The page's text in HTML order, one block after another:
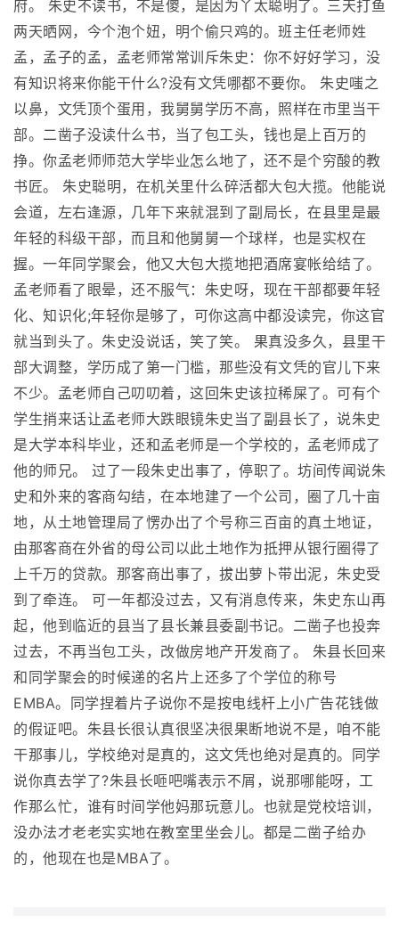
府。 朱史不读书，不是傻，是因为丫太聪明了。三天打鱼
两天晒网，今个泡个妞，明个偷只鸡的。班主任老师姓
孟，孟子的孟，孟老师常常训斥朱史：你不好好学习，没
有知识将来你能干什么?没有文凭哪都不要你。 朱史嗤之
以鼻，文凭顶个蛋用，我舅舅学历不高，照样在市里当干
部。二凿子没读什么书，当了包工头，钱也是上百万的
挣。你孟老师师范大学毕业怎么地了，还不是个穷酸的教
书匠。 朱史聪明，在机关里什么碎活都大包大揽。他能说
会道，左右逢源，几年下来就混到了副局长，在县里是最
年轻的科级干部，而且和他舅舅一个球样，也是实权在
握。一年同学聚会，他又大包大揽地把酒席宴帐给结了。
孟老师看了眼晕，还不服气：朱史呀，现在干部都要年轻
化、知识化;年轻你是够了，可你这高中都没读完，你这官
就当到头了。朱史没说话，笑了笑。 果真没多久，县里干
部大调整，学历成了第一门槛，那些没有文凭的官儿下来
不少。孟老师自己叨叨着，这回朱史该拉稀屎了。可有个
学生捎来话让孟老师大跌眼镜朱史当了副县长了，说朱史
是大学本科毕业，还和孟老师是一个学校的，孟老师成了
他的师兄。 过了一段朱史出事了，停职了。坊间传闻说朱
史和外来的客商勾结，在本地建了一个公司，圈了几十亩
地，从土地管理局了愣办出了个号称三百亩的真土地证，
由那客商在外省的母公司以此土地作为抵押从银行圈得了
上千万的贷款。那客商出事了，拔出萝卜带出泥，朱史受
到了牵连。 可一年都没过去，又有消息传来，朱史东山再
起，他到临近的县当了县长兼县委副书记。二凿子也投奔
过去，不再当包工头，改做房地产开发商了。 朱县长回来
和同学聚会的时候递的名片上还多了个学位的称号
EMBA。同学捏着片子说你不是按电线杆上小广告花钱做
的假证吧。朱县长很认真很坚决很果断地说不是，咱不能
干那事儿，学校绝对是真的，这文凭也绝对是真的。同学
说你真去学了?朱县长咂吧嘴表示不屑，说那哪能呀，工
作那么忙，谁有时间学他妈那玩意儿。也就是党校培训，
没办法才老老实实地在教室里坐会儿。都是二凿子给办
的，他现在也是MBA了。